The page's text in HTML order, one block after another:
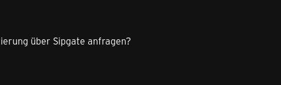
über Sipgate anfragen?